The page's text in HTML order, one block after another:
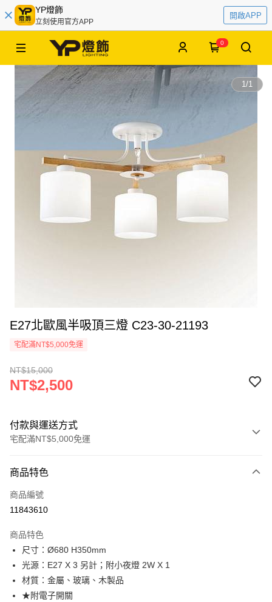
YP燈飾
立刻使用官方APP
開啟APP
0
1/1
E27北歐風半吸頂三燈 C23-30-21193
宅配滿NT$5,000免運
NT$15,000
NT$2,500
付款與運送方式
宅配滿NT$5,000免運
信用卡一次付款
LINE Pay
街口支付
悠遊付
Google Pay
商品特色
商品編號
11843610
商品特色
尺寸：Ø680 H350mm
光源：E27 X 3 另計；附小夜燈 2W X 1
材質：金屬、玻璃、木製品
★附電子開關